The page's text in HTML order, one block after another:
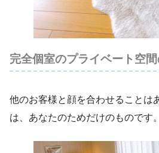
完全個室のプライベート空
他のお客様と顔を合わせることは
は、あなたのためだけのものです。